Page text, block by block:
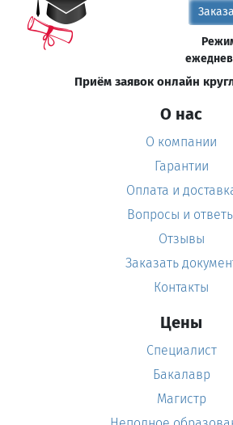
Приём заявок онлайн
О нас
О компании
Гарантии
Оплата и
Вопросы и
Отзывы
Заказать
Контакты
Цены
Специалист
Бакалавр
Магистр